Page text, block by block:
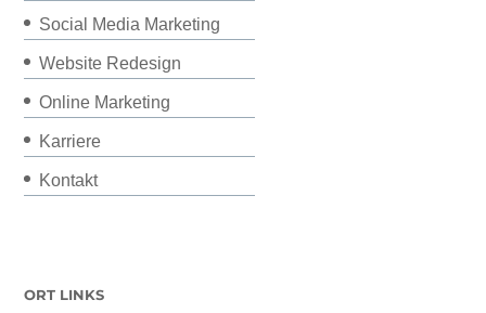
Social Media Marketing
Website Redesign
Online Marketing
Karriere
Kontakt
ORT LINKS